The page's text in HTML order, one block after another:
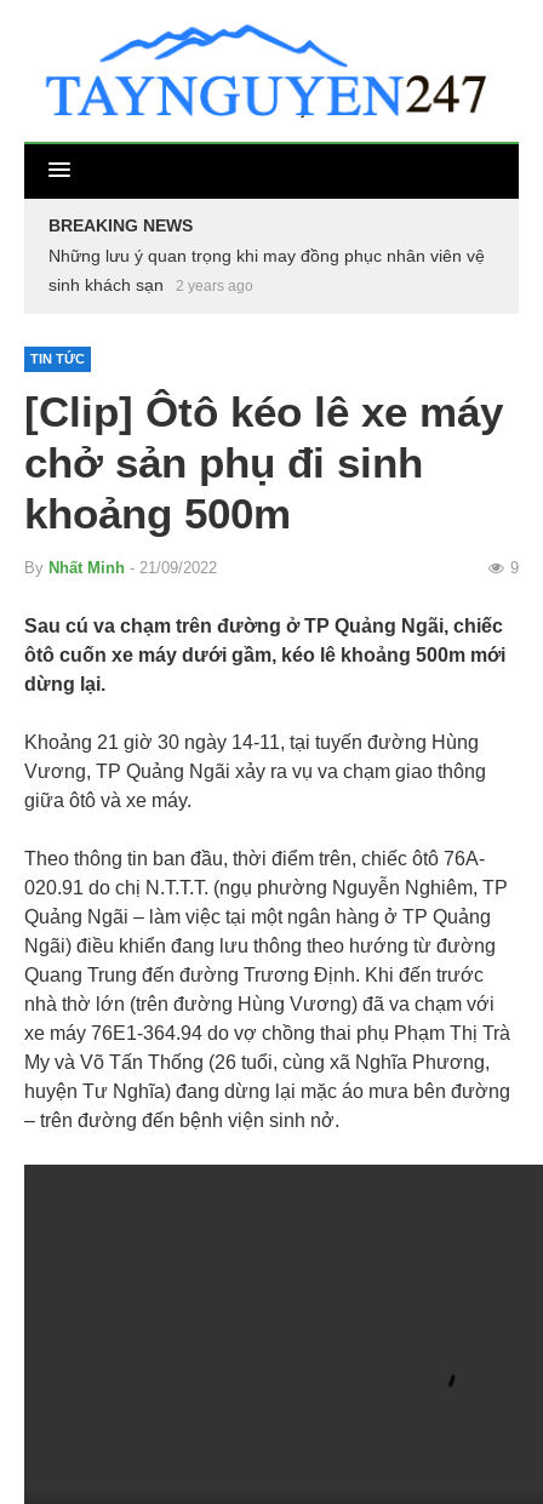
BREAKING NEWS
Những lưu ý quan trọng khi may đồng phục nhân viên vệ
sinh khách sạn
2 years ago
TIN TỨC
[Clip] Ôtô kéo lê xe máy
chở sản phụ đi sinh
khoảng 500m
By Nhất Minh - 21/09/2022 9
Sau cú va chạm trên đường ở TP Quảng Ngãi, chiếc
ôtô cuốn xe máy dưới gầm, kéo lê khoảng 500m mới
dừng lại.
Khoảng 21 giờ 30 ngày 14-11, tại tuyến đường Hùng
Vương, TP Quảng Ngãi xảy ra vụ va chạm giao thông
giữa ôtô và xe máy.
Theo thông tin ban đầu, thời điểm trên, chiếc ôtô 76A-
020.91 do chị N.T.T.T. (ngụ phường Nguyễn Nghiêm, TP
Quảng Ngãi – làm việc tại một ngân hàng ở TP Quảng
Ngãi) điều khiển đang lưu thông theo hướng từ đường
Quang Trung đến đường Trương Định. Khi đến trước
nhà thờ lớn (trên đường Hùng Vương) đã va chạm với
xe máy 76E1-364.94 do vợ chồng thai phụ Phạm Thị Trà
My và Võ Tấn Thống (26 tuổi, cùng xã Nghĩa Phương,
huyện Tư Nghĩa) đang dừng lại mặc áo mưa bên đường
– trên đường đến bệnh viện sinh nở.